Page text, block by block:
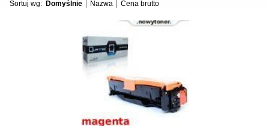
Sortuj wg: Domyślnie Nazwa Cena brutto